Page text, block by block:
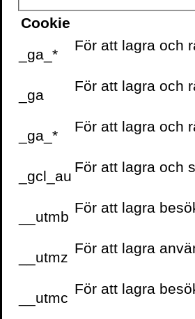
Cookie
_ga_*
För att lagra och
_ga
För att lagra och
_ga_*
För att lagra och
_gcl_au
För att lagra och
__utmb
För att lagra
__utmz
För att lagra
__utmc
För att lagra